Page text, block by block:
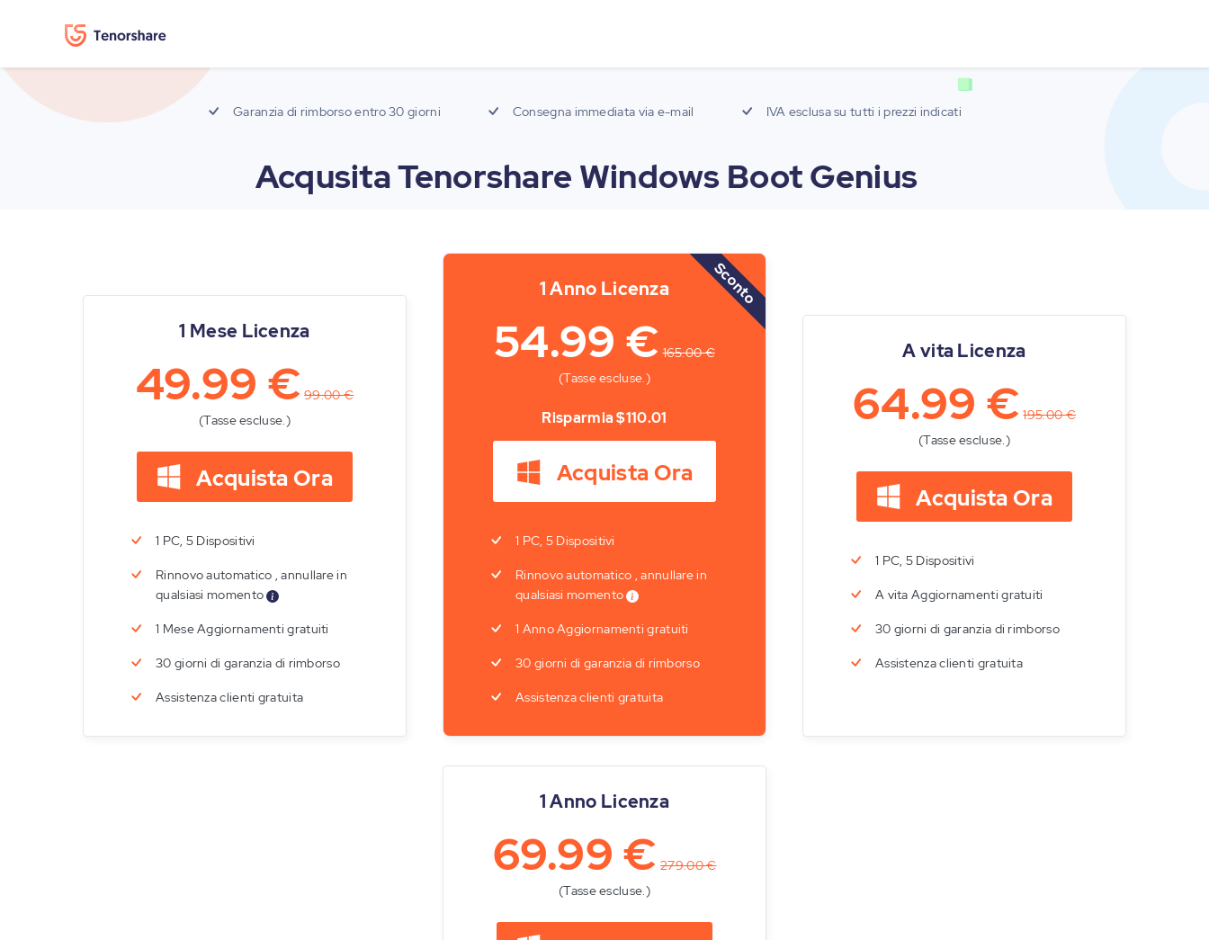
Garanzia di rimborso entro 30 giorni Consegna immediata via e-mail IVA esclusa su tutti i prezzi indicati
Acqusita Tenorshare Windows Boot Genius
1 Mese Licenza
49.99 € 99.00 €
(Tasse escluse.)
Acquista Ora
1 PC, 5 Dispositivi
Rinnovo automatico , annullare in
qualsiasi momento
1 Mese Aggiornamenti gratuiti
30 giorni di garanzia di rimborso
Assistenza clienti gratuita
Sconto
1 Anno Licenza
54.99 € 165.00 €
(Tasse escluse.)
Risparmia$110.01
Acquista Ora
1 PC, 5 Dispositivi
Rinnovo automatico , annullare in
qualsiasi momento
1 Anno Aggiornamenti gratuiti
30 giorni di garanzia di rimborso
Assistenza clienti gratuita
A vita Licenza
64.99 € 195.00 €
(Tasse escluse.)
Acquista Ora
1 PC, 5 Dispositivi
A vita Aggiornamenti gratuiti
30 giorni di garanzia di rimborso
Assistenza clienti gratuita
1 Anno Licenza
69.99 € 279.00 €
(Tasse escluse.)